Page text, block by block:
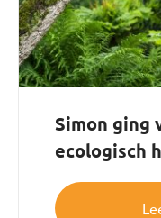
Simon ging
ecologisch